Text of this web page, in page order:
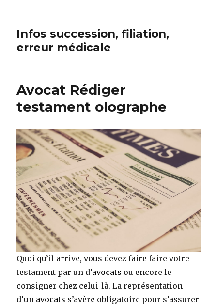
Infos succession, filiation,
erreur médicale
Avocat Rédiger
testament olographe
Quoi qu’il arrive, vous devez faire faire votre
testament par un d’avocats ou encore le
consigner chez celui-là. La représentation
d’un avocats s’avère obligatoire pour s’assurer